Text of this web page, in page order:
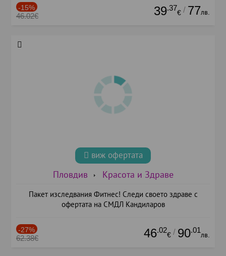
-15%
46.02€ 39.37
€ / 77лв.
виж офертата
Пловдив Красота и Здраве
Пакет изследвания Фитнес! Следи своето здраве с
офертата на СМДЛ Кандиларов
-27%
62.38€ 46.02
€ / 90.01
лв.